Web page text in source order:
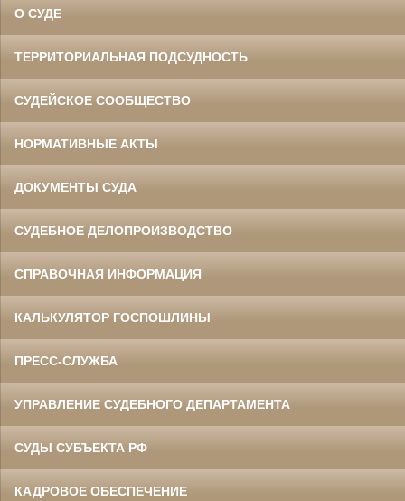
О СУДЕ
ТЕРРИТОРИАЛЬНАЯ ПОДСУДНОСТЬ
СУДЕЙСКОЕ СООБЩЕСТВО
НОРМАТИВНЫЕ АКТЫ
ДОКУМЕНТЫ СУДА
СУДЕБНОЕ ДЕЛОПРОИЗВОДСТВО
СПРАВОЧНАЯ ИНФОРМАЦИЯ
КАЛЬКУЛЯТОР ГОСПОШЛИНЫ
ПРЕСС-СЛУЖБА
УПРАВЛЕНИЕ СУДЕБНОГО ДЕПАРТАМЕНТА
СУДЫ СУБЪЕКТА РФ
КАДРОВОЕ ОБЕСПЕЧЕНИЕ